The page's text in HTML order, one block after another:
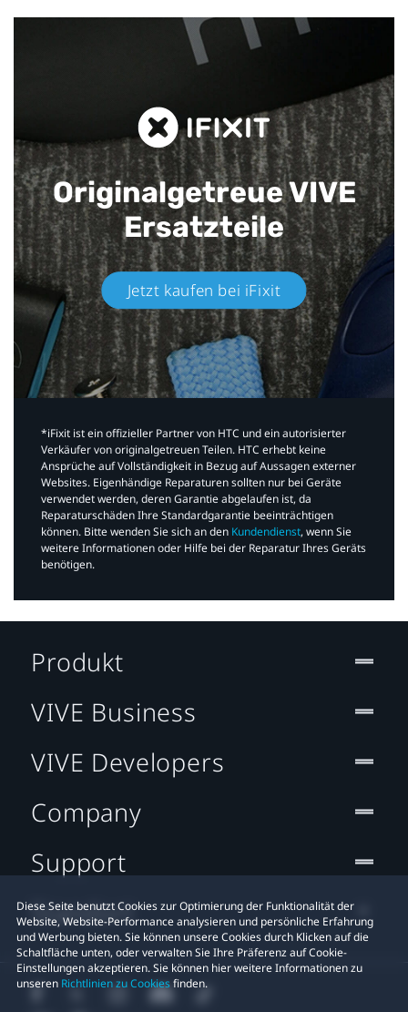
Originalgetreue VIVE
Ersatzteile
Jetzt kaufen bei iFixit​
*iFixit ist ein offizieller Partner von HTC und ein autorisierter
Verkäufer von originalgetreuen Teilen. HTC erhebt keine
Ansprüche auf Vollständigkeit in Bezug auf Aussagen externer
Websites. Eigenhändige Reparaturen sollten nur bei Geräte
verwendet werden, deren Garantie abgelaufen ist, da
Reparaturschäden Ihre Standardgarantie beeinträchtigen
können. Bitte wenden Sie sich an den Kundendienst, wenn Sie
weitere Informationen oder Hilfe bei der Reparatur Ihres Geräts
benötigen.​
Diese Seite benutzt Cookies zur Optimierung der Funktionalität der
Website, Website-Performance analysieren und persönliche Erfahrung
und Werbung bieten. Sie können unsere Cookies durch Klicken auf die
Schaltfläche unten, oder verwalten Sie Ihre Präferenz auf Cookie-
Einstellungen akzeptieren. Sie können hier weitere Informationen zu
unseren Richtlinien zu Cookiesfinden.
Produkt
VIVE Business
VIVE Developers
Company
Support
Standort